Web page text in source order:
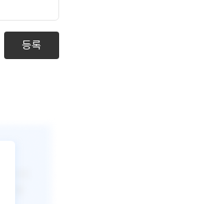
등록